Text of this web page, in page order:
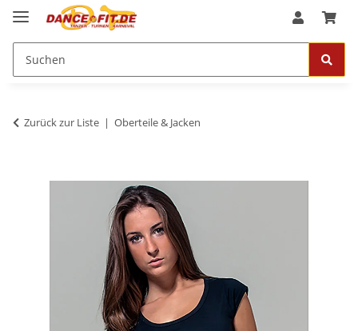
Zurück zur Liste Oberteile & Jacken